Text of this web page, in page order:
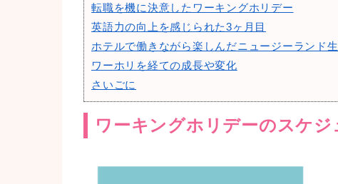
転職を機に決意したワーキングホリデー
英語力の向上を感じられた3ヶ月目
ホテルで働きながら楽しんだニュージーランド
ワーホリを経ての成長や変化
さいごに
ワーキングホリデーのスケジ